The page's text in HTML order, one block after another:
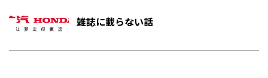
雑誌に載らない話